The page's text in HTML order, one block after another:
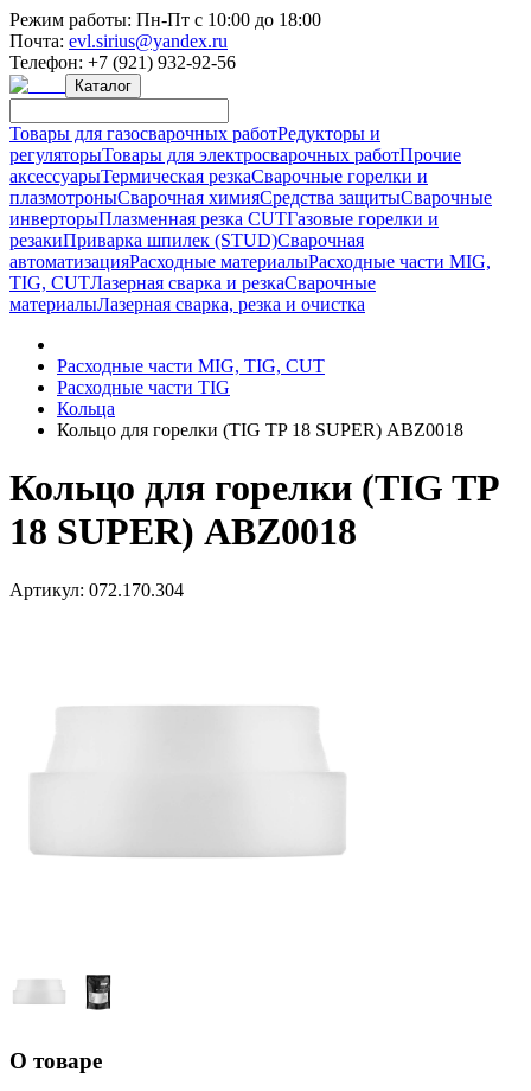
Режим работы: Пн-Пт с 10:00 до 18:00
Почта: evl.sirius@yandex.ru
Телефон: +7 (921) 932-92-56
Каталог
Товары для газосварочных работРедукторы и
регуляторыТовары для электросварочных работПрочие
аксессуарыТермическая резкаСварочные горелки и
плазмотроныСварочная химияСредства защитыСварочные
инверторыПлазменная резка CUTГазовые горелки и
резакиПриварка шпилек (STUD)Сварочная
автоматизацияРасходные материалыРасходные части MIG,
TIG, CUTЛазерная сварка и резкаСварочные
материалыЛазерная сварка, резка и очистка
Расходные части MIG, TIG, CUT
Расходные части TIG
Кольца
Кольцо для горелки (TIG TP 18 SUPER) ABZ0018
Кольцо для горелки (TIG TP
18 SUPER) ABZ0018
Артикул: 072.170.304
О товаре